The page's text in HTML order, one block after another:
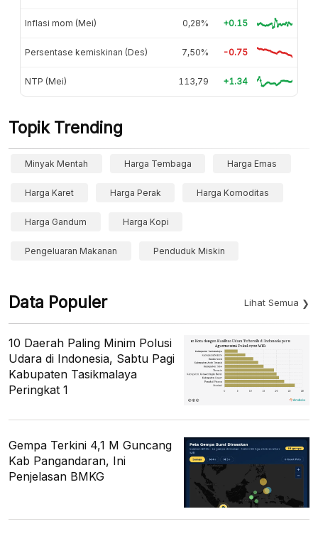
Inflasi mom (Mei) 0,28% +0.15
Persentase kemiskinan (Des) 7,50% -0.75
NTP (Mei) 113,79 +1.34
Topik Trending
Minyak Mentah Harga Tembaga Harga Emas
Harga Karet Harga Perak Harga Komoditas
Harga Gandum Harga Kopi
Pengeluaran Makanan Penduduk Miskin
Data Populer Lihat Semua
10 Daerah Paling Minim Polusi
Udara di Indonesia, Sabtu Pagi
Kabupaten Tasikmalaya
Peringkat 1
Gempa Terkini 4,1 M Guncang
Kab Pangandaran, Ini
Penjelasan BMKG